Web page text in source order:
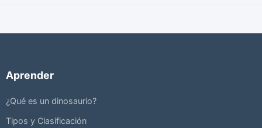
Aprender
¿Qué es un dinosaurio?
Tipos y Clasificación